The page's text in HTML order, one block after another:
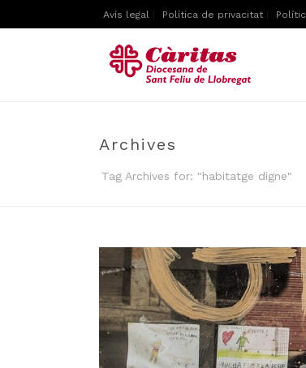
Avís legal Política de privacitat
Archives
Tag Archives for: "habitatge digne"